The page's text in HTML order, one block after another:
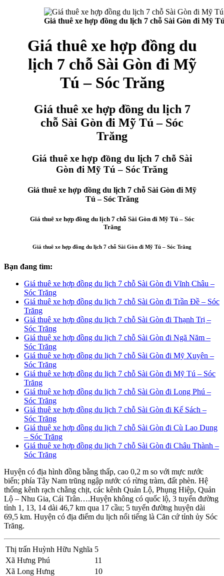
Giá thuê xe hợp đồng du lịch 7 chỗ Sài Gòn đi Mỹ
Giá thuê xe hợp đồng du
lịch 7 chỗ Sài Gòn đi Mỹ
Tú – Sóc Trăng
Giá thuê xe hợp đồng du lịch 7
chỗ Sài Gòn đi Mỹ Tú – Sóc
Trăng
Giá thuê xe hợp đồng du lịch 7 chỗ Sài
Gòn đi Mỹ Tú – Sóc Trăng
Giá thuê xe hợp đồng du lịch 7 chỗ Sài Gòn đi Mỹ
Tú – Sóc Trăng
Giá thuê xe hợp đồng du lịch 7 chỗ Sài Gòn đi Mỹ Tú – Sóc
Trăng
Giá thuê xe hợp đồng du lịch 7 chỗ Sài Gòn đi Mỹ Tú – Sóc Trăng
Bạn đang tìm:
Giá thuê xe hợp đồng du lịch 7 chỗ Sài Gòn đi Vĩnh Châu –
Sóc Trăng
Giá thuê xe hợp đồng du lịch 7 chỗ Sài Gòn đi Trần Đề – Sóc
Trăng
Giá thuê xe hợp đồng du lịch 7 chỗ Sài Gòn đi Thạnh Trị –
Sóc Trăng
Giá thuê xe hợp đồng du lịch 7 chỗ Sài Gòn đi Ngã Năm –
Sóc Trăng
Giá thuê xe hợp đồng du lịch 7 chỗ Sài Gòn đi Mỹ Xuyên –
Sóc Trăng
Giá thuê xe hợp đồng du lịch 7 chỗ Sài Gòn đi Mỹ Tú – Sóc
Trăng
Giá thuê xe hợp đồng du lịch 7 chỗ Sài Gòn đi Long Phú –
Sóc Trăng
Giá thuê xe hợp đồng du lịch 7 chỗ Sài Gòn đi Kế Sách –
Sóc Trăng
Giá thuê xe hợp đồng du lịch 7 chỗ Sài Gòn đi Cù Lao Dung
– Sóc Trăng
Giá thuê xe hợp đồng du lịch 7 chỗ Sài Gòn đi Châu Thành –
Sóc Trăng
Huyện có địa hình đồng bằng thấp, cao 0,2 m so với mực nước
biển; phía Tây Nam trũng ngập nước có rừng tràm, đất phèn. Hệ
thống kênh rạch chằng chịt, các kênh Quản Lộ, Phụng Hiệp, Quản
Lộ – Nhu Gia, Cái Trân….Huyện không có quốc lộ, 3 tuyến đường
tỉnh 1, 13, 14 dài 46,7 km qua 17 cầu; 5 tuyến đường huyện dài
69,5 km. Huyện có địa điểm du lịch nổi tiếng là Căn cứ tỉnh ủy Sóc
Trăng.
Thị trấn Huỳnh Hữu Nghĩa 5
Xã Hưng Phú
11
Xã Long Hưng
10